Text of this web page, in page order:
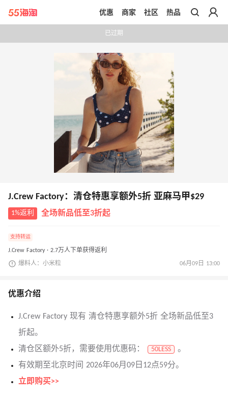
带你去官网买正品
优惠 商家 社区 热品
已过期
J.Crew Factory：清仓特惠享额外5折 亚麻马甲$29
1%返利 全场新品低至3折起
支持转运
J.Crew Factory · 2.7万人下单获得返利
爆料人：小米粒 06月09日 13:00
优惠介绍
J.Crew Factory 现有 清仓特惠享额外5折 全场新品低至3
折起。
清仓区额外5折，需要使用优惠码：
50LESS
。
有效期至北京时间 2026年06月09日12点59分。
立即购买>>